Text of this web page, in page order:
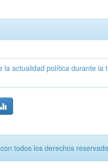
actualidad política durante la
todos los derechos